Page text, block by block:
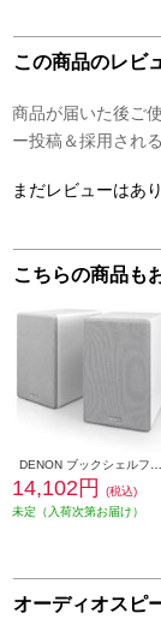
この商品のレビ
商品が届いた後ご
ー投稿＆採用され
まだレビューはあ
こちらの商品も
14,102円
(税込)
未定（入荷次第お届け）
オーディオスピ